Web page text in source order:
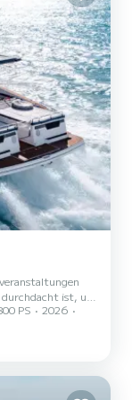
ist, um
zu bieten.
Perfekt für
Erlebnis.
PS
2026